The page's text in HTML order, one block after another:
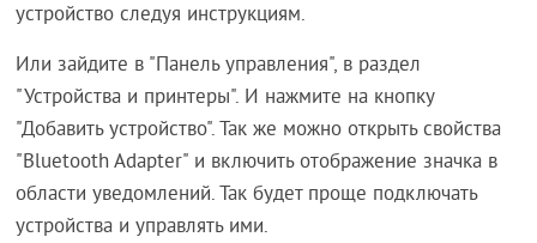
устройство следуя инструкциям.
Или зайдите в "Панель управления", в раздел
"Устройства и принтеры". И нажмите на кнопку
"Добавить устройство". Так же можно открыть свойства
"Bluetooth Adapter" и включить отображение значка в
области уведомлений. Так будет проще подключать
устройства и управлять ими.